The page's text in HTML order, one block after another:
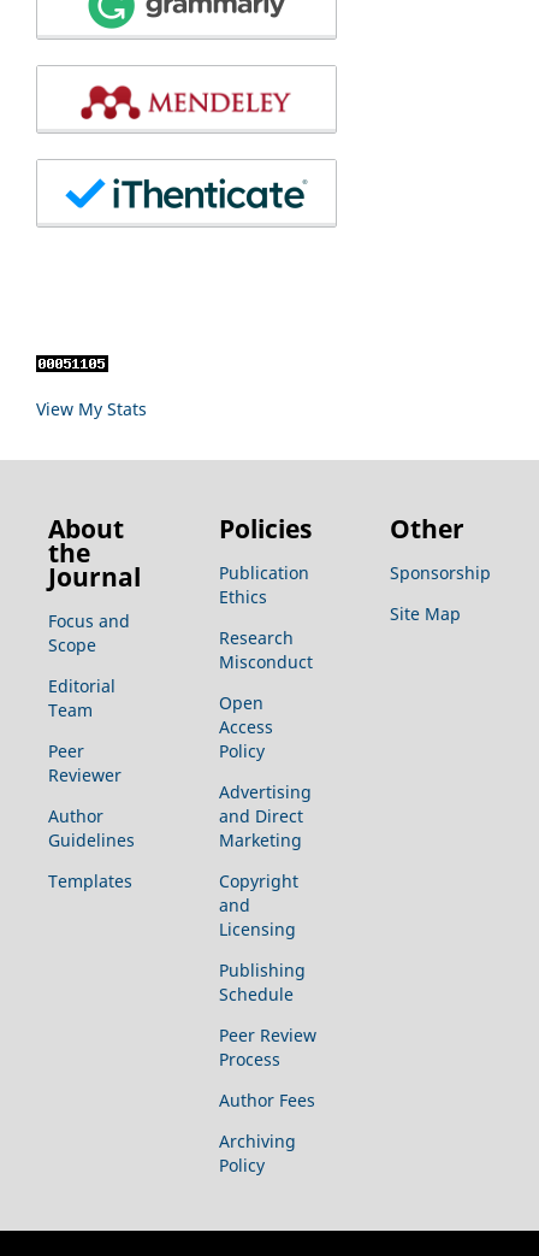
View My Stats
About
the
Journal
Focus and
Scope
Editorial
Team
Peer
Reviewer
Author
Guidelines
Templates
Policies
Publication
Ethics
Research
Misconduct
Open
Access
Policy
Advertising
and Direct
Marketing
Copyright
and
Licensing
Publishing
Schedule
Peer Review
Process
Author Fees
Archiving
Policy
Other
Sponsorship
Site Map